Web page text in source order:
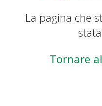
La pagina che
Tornare